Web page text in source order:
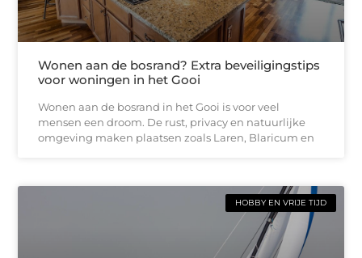
Wonen aan de bosrand? Extra beveiligingstips
voor woningen in het Gooi
Wonen aan de bosrand in het Gooi is voor veel
mensen een droom. De rust, privacy en natuurlijke
omgeving maken plaatsen zoals Laren, Blaricum en
HOBBY EN VRIJE TIJD